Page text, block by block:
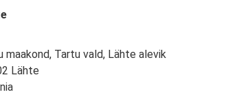
maakond, Tartu vald, Lähte alevik
Lähte